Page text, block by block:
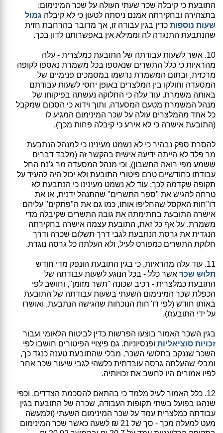
התובעת כי קיבלה שכר שעתי העולה על שכר המינימום;
בתצהירה ובחקירתה אמנם ניסתה לטעון כי לא קיבלה גמול
שעות נוספות כדין בגין עבודה זו, אך מדובר בהרחבת חזית
שהנתבעת התנגדה לה וממילא אין באפשרותנו לדון בכך.
10. אשר לשעות עבודתה של התובעת כמלצרית - עלה
מהראיות כי כלל התשרים שנאספו בכל משמרת נאספו לקופה
מרכזית, ובתום המשמרת נרשמו במסמכים פנימיים של
המסעדה וחולקו בין המלצרים באופן יחסי לשעות עבודתם
באותה משמרת. עוד עלה כי החלוקה נעשתה בפיקוחו של
מנהל המשמרת מטעם המסעדה, ותוך וידוא כי הסכום שמקבל
כל אחד מהמלצרים עולה על שכר המינימום המגיע לו
(התובעת אישרה כי לא אירע כי קיבלה פחות מכך).
להסרת ספק נבהיר כי לא נשמט מעינינו כי למנהל הנתבעת
מר פלד לא הייתה ידיעה אישית בהקשר זה (מלבד דברים
ששמע מפי רואה החשבון), וכי מנהל המסעדה מר ג'נח החל
עבודתו כחודשיים טרם פיטורי התובעת ולא יכול היה להעיד על
תקופה שקדמה לכך; עוד לא נשמט מעינינו כי הנתבעת לא
טרחה להגיש את "ספר התשרים" שהתנהל ידנית, או את
דו"חות האקסל שהחליפו אותו, כמו גם את ה"פתקים" עליהם
אישרה התובעת בחתימתה את גובה התשרים שקיבלה מדי
משמרת. על אף כל זאת, התובעת עצמה אישרה בחקירתה
הנגדית את גרסת הנתבעת לגבי דרך תשלום שכרה ודרך
חלוקת התשרים כמפורט לעיל, ולא העלתה כל גרסה נוגדת.
11. עוד עלה מהראיות, כי בגין התובעת הונפק מדי חודש
תלוש שכר אשר כלל - בכל הנוגע לשעות עבודתה של
התובעת כמלצרית - רכיב שכונה "תשר מזומן", וחושב לפי
הכפלת שכר המינימום השעתי בשעות עבודתה של התובעת
באותו חודש (לפי דו"חות הנוכחות שהגישה הנתבעת, ואושרו
על ידי התובעת).
בגין השכר האמור בוצעו הפרשות כדין לביטוח הלאומי ועבור
זכויות סוציאליות ופנסיוניות. גם פיצויי הפיטורים חושבו לפי
השכר שננקב בתלושי השכר, מבלי שהתובעת טענה כנגד כך,
ומבלי שהעלתה גרסה עובדתית כלשהי לגבי שיעור שכר אחר
לפיו אמורים היו לחשב את זכויותיה.
12. כלל האמור לעיל מלמד כי בהתאם להסכמת הצדדים, וכפי
שנהגו בפועל בשתי תקופות העבודה, שכרה של התובעת בגין
עבודתה כמלצרית עמד על שכר המינימום השעתי (ולמעשה
מעט למעלה מכך - סך של 21 ₪ לשעה כאשר שכר המינימום